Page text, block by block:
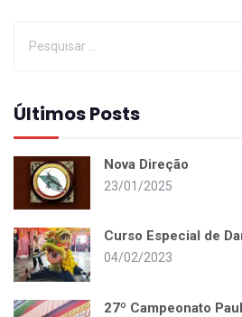
Últimos Posts
Nova Direção
23/01/2025
Curso Especial de
04/02/2023
27º Campeonato